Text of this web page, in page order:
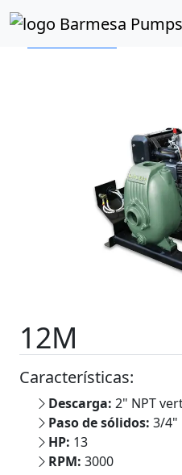
Inicio Catálogo de
Previous
12M
Características:
Descarga: 2" NPT
Paso de sólidos: 3/4"
HP: 13
RPM: 3000